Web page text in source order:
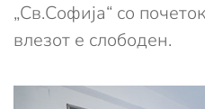
„Св.Софија“ со
влезот е слободен.